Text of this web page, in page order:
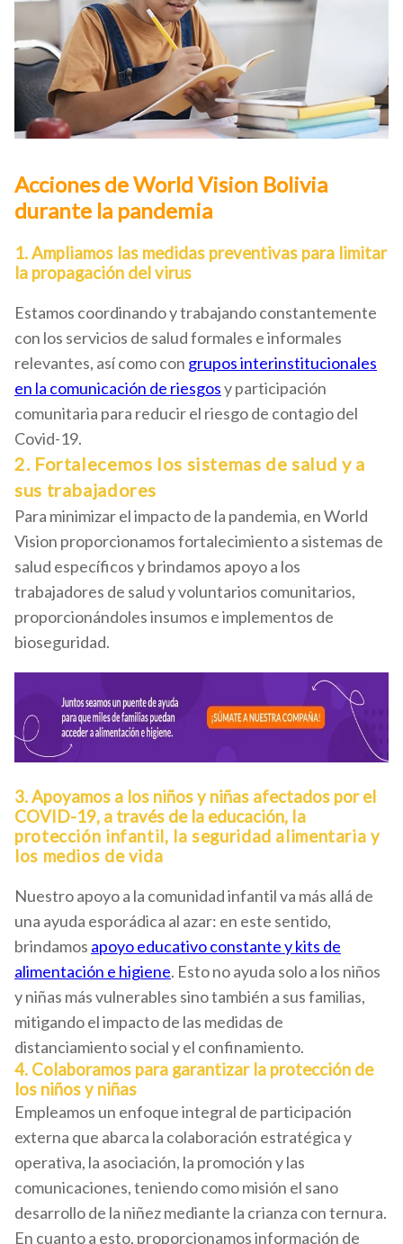
Acciones de World Vision Bolivia
durante la pandemia
1. Ampliamos las medidas preventivas para limitar
la propagación del virus
Estamos coordinando y trabajando constantemente
con los servicios de salud formales e informales
relevantes, así como con grupos interinstitucionales
en la comunicación de riesgosy participación
comunitaria para reducir el riesgo de contagio del
Covid-19.
2. Fortalecemos los sistemas de salud y a
sus trabajadores
Para minimizar el impacto de la pandemia, en World
Vision proporcionamos fortalecimiento a sistemas de
salud específicos y brindamos apoyo a los
trabajadores de salud y voluntarios comunitarios,
proporcionándoles insumos e implementos de
bioseguridad.
3. Apoyamos a los niños y niñas afectados por el
COVID-19, a través de la educación, la
protección infantil, la seguridad alimentaria y
los medios de vida
Nuestro apoyo a la comunidad infantil va más allá de
una ayuda esporádica al azar: en este sentido,
brindamos apoyo educativo constante y kits de
alimentación e higiene. Esto no ayuda solo a los niños
y niñas más vulnerables sino también a sus familias,
mitigando el impacto de las medidas de
distanciamiento social y el confinamiento.
4. Colaboramos para garantizar la protección de
los niños y niñas
Empleamos un enfoque integral de participación
externa que abarca la colaboración estratégica y
operativa, la asociación, la promoción y las
comunicaciones, teniendo como misión el sano
desarrollo de la niñez mediante la crianza con ternura.
En cuanto a esto, proporcionamos información de